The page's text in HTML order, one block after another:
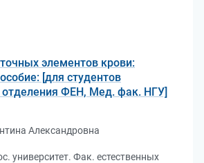
элементов крови:
[для студентов
отделения ФЕН, Мед. фак. НГУ]
Александровна
университет. Фак. естественных